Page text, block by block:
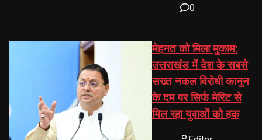
0
मेहनत को मिला मुकाम:
उत्तराखंड में देश के सबसे
सख्त नकल विरोधी कानून
के दम पर सिर्फ मेरिट से
मिल रहा युवाओं को हक